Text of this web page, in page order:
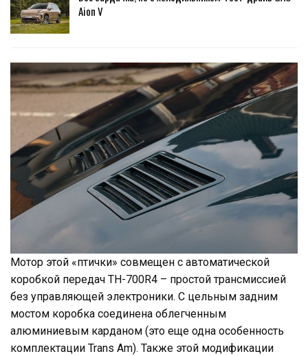
Aion V
Мотор этой «птички» совмещен с автоматической
коробкой передач TH-700R4 – простой трансмиссией
без управляющей электроники. С цельным задним
мостом коробка соединена облегченным
алюминиевым карданом (это еще одна особенность
комплектации Trans Am). Также этой модификации